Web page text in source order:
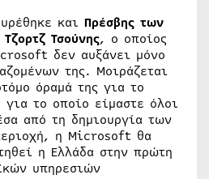
και Πρέσβης των
Τσούνης, ο οποίος
δεν αυξάνει μόνο
της. Μοιράζεται
όραμά της για το
το οποίο είμαστε όλοι
από τη δημιουργία των
η Microsoft θα
η Ελλάδα στην πρώτη
υπηρεσιών